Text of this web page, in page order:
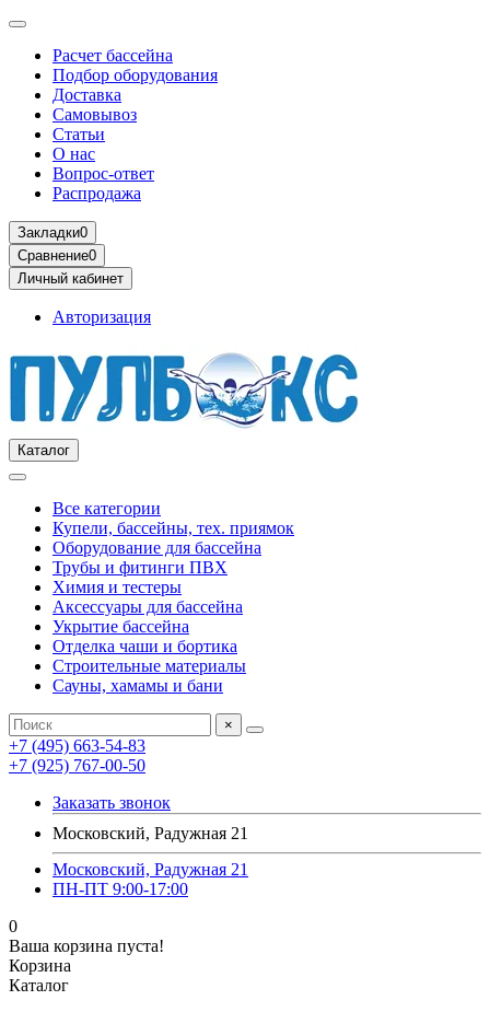
Расчет бассейна
Подбор оборудования
Доставка
Самовывоз
Статьи
О нас
Вопрос-ответ
Распродажа
Закладки0
Сравнение0
Личный кабинет
Авторизация
Каталог
Все категории
Купели, бассейны, тех. приямок
Оборудование для бассейна
Трубы и фитинги ПВХ
Химия и тестеры
Аксессуары для бассейна
Укрытие бассейна
Отделка чаши и бортика
Строительные материалы
Сауны, хамамы и бани
×
+7 (495) 663-54-83
+7 (925) 767-00-50
Заказать звонок
Московский, Радужная 21
Московский, Радужная 21
ПН-ПТ 9:00-17:00
0
Ваша корзина пуста!
Корзина
Каталог